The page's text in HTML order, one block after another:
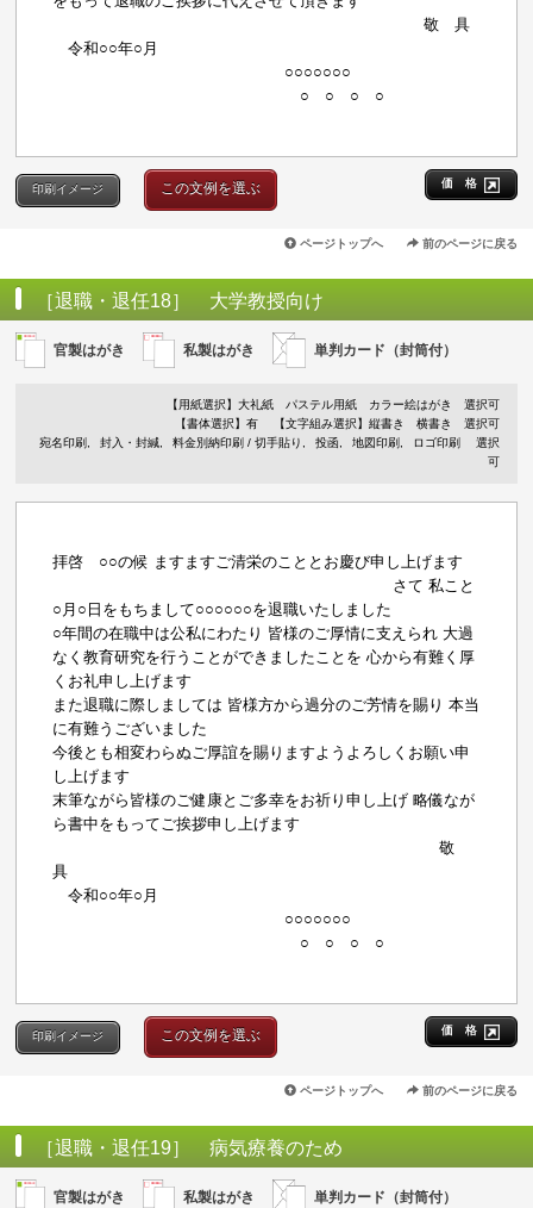
敬 具
令和○○年○月
○○○○○○○
○ ○ ○ ○
価 格
印刷イメージ この文例を選ぶ
ページトップへ 前のページに戻る
［退職・退任18］ 大学教授向け
官製はがき 私製はがき 単判カード（封筒付）
【用紙選択】 大礼紙 パステル用紙 カラー絵はがき
選択可
【書体選択】有
【文字組み選択】縦書き 横書き 選択可
宛名印刷
封入・封緘 料金別納印刷 / 切手貼り 投函 地図印刷 ロゴ印刷
選択
可
拝啓 ○○の候 ますますご清栄のこととお慶び申し上げます
さて 私こと
○月○日をもちまして○○○○○○を退職いたしました
○年間の在職中は公私にわたり 皆様のご厚情に支えられ 大過
なく教育研究を行うことができましたことを 心から有難く厚
くお礼申し上げます
また退職に際しましては 皆様方から過分のご芳情を賜り 本当
に有難うございました
今後とも相変わらぬご厚誼を賜りますようよろしくお願い申
し上げます
末筆ながら皆様のご健康とご多幸をお祈り申し上げ 略儀なが
ら書中をもってご挨拶申し上げます
敬
具
令和○○年○月
○○○○○○○
○ ○ ○ ○
価 格
印刷イメージ この文例を選ぶ
ページトップへ 前のページに戻る
［退職・退任19］ 病気療養のため
官製はがき 私製はがき 単判カード（封筒付）